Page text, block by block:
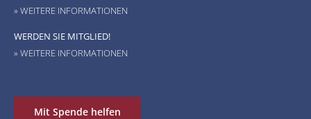
» WEITERE INFORMATIONEN
WERDEN SIE MITGLIED!
» WEITERE INFORMATIONEN
Mit Spende helfen